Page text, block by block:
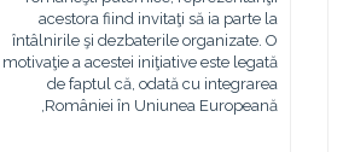
acestora fiind invitaţi să ia parte la
întâlnirile şi dezbaterile organizate. O
motivaţie a acestei iniţiative este legată
de faptul că, odată cu integrarea
României în Uniunea Europeană,